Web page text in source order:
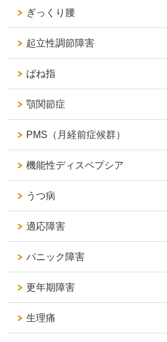
ぎっくり腰
起立性調節障害
ばね指
顎関節症
PMS（月経前症候群）
機能性ディスペプシア
うつ病
適応障害
パニック障害
更年期障害
生理痛